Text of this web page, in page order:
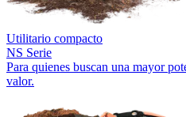
Utilitario compacto
NS Serie
Para quienes buscan una mayor
valor.